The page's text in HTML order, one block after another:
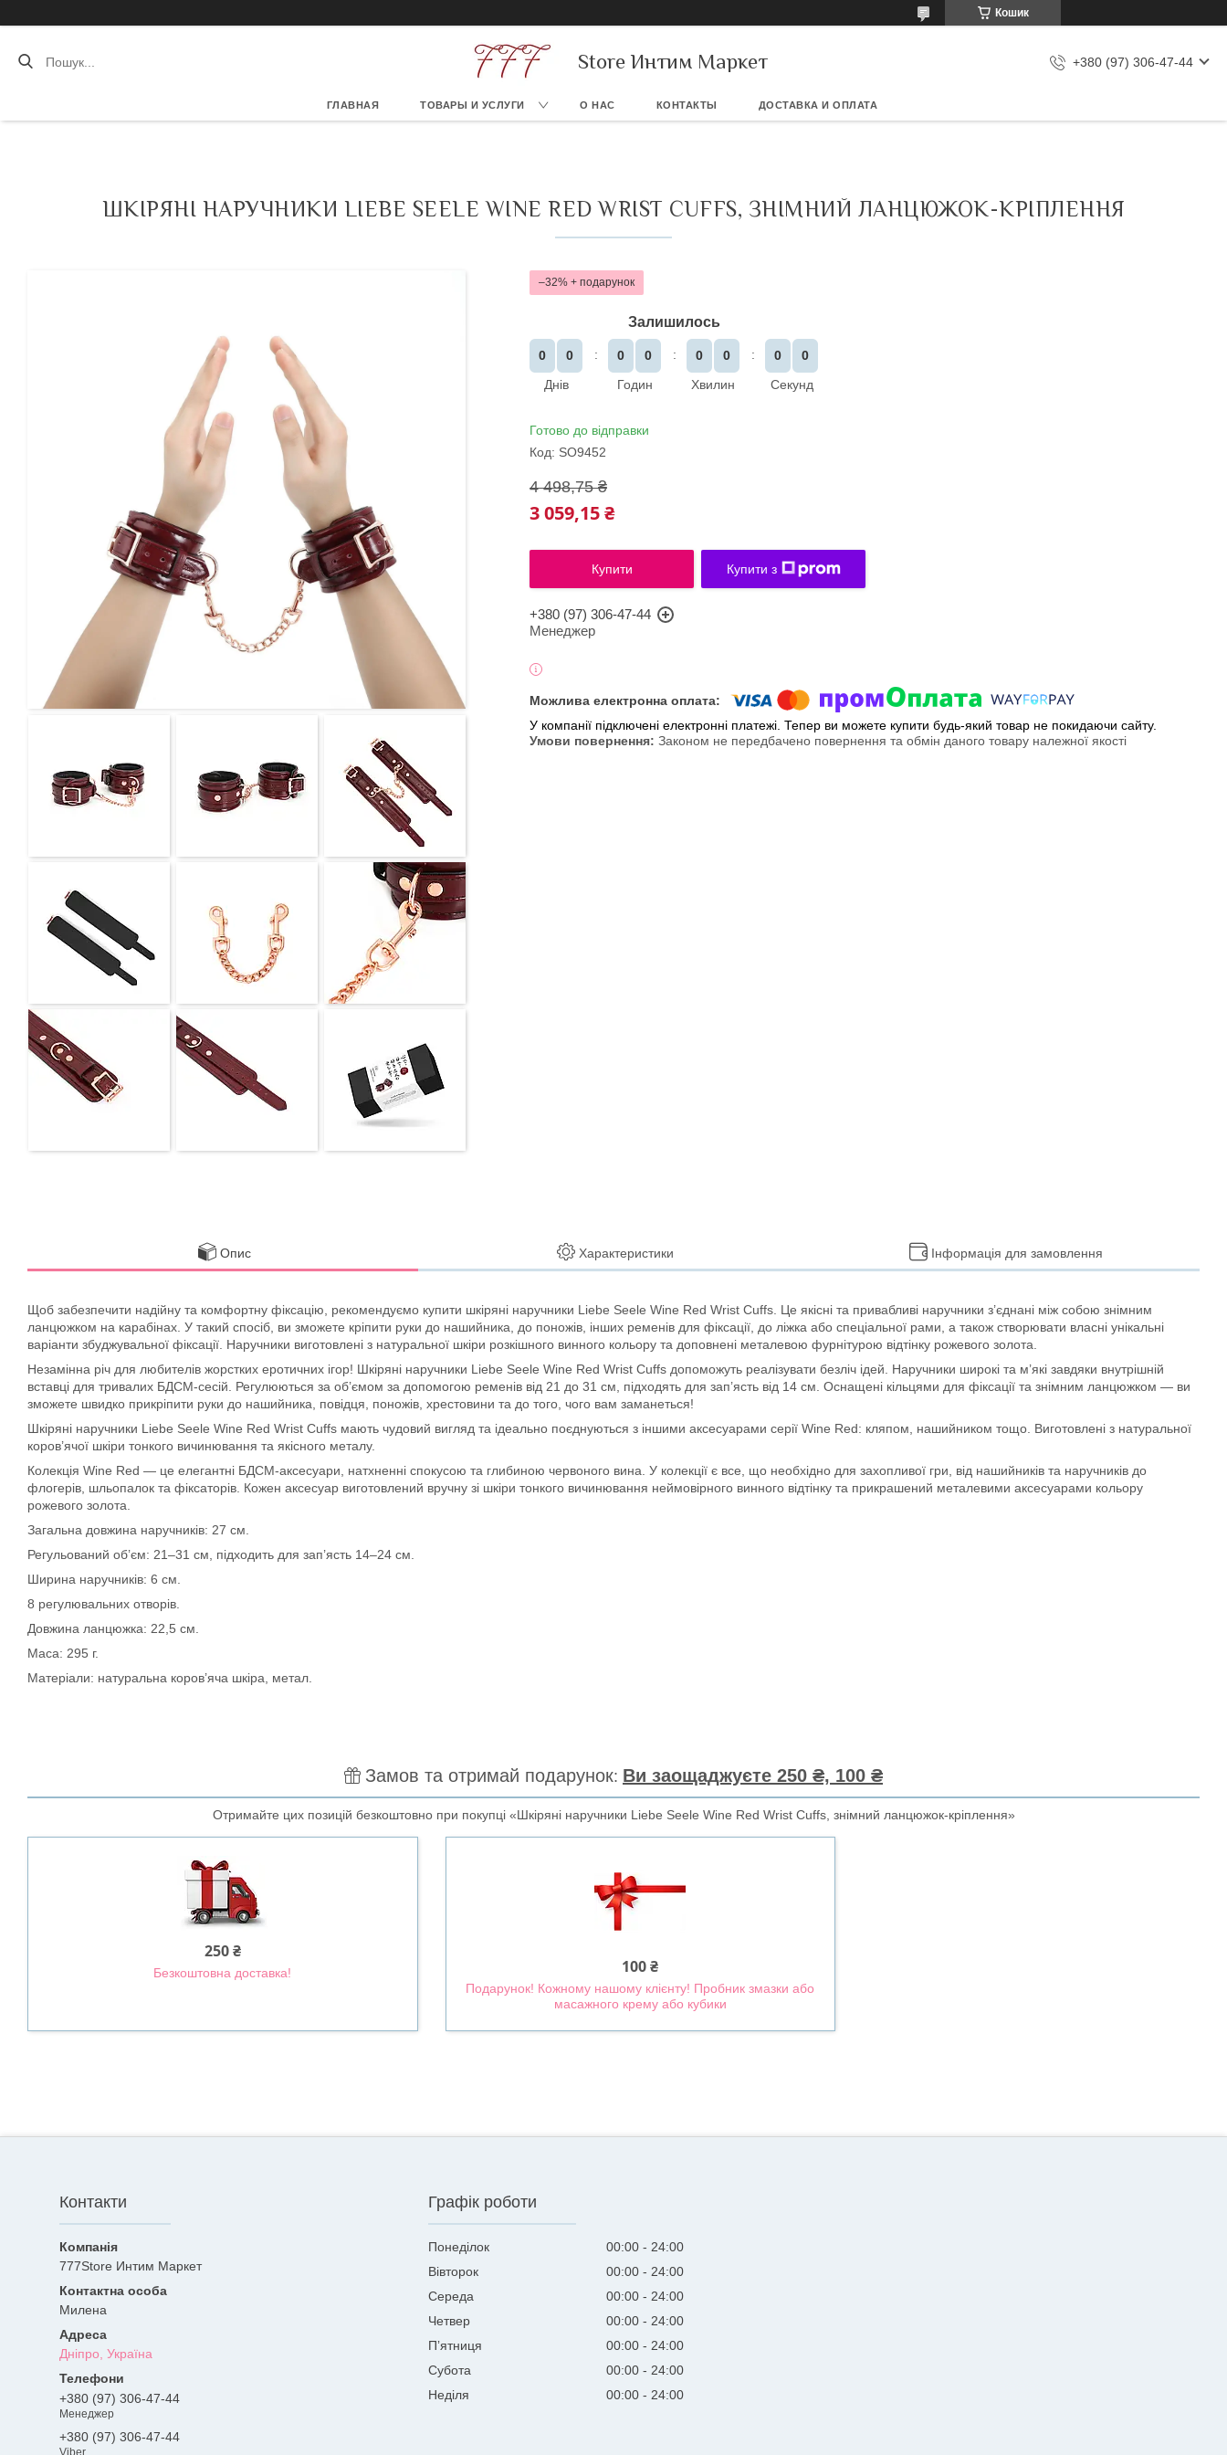
Кошик
Store Интим Маркет +380 (97) 306-47-44
ГЛАВНАЯ ТОВАРЫ И УСЛУГИ О НАС КОНТАКТЫ ДОСТАВКА И ОПЛАТА
ШКІРЯНІ НАРУЧНИКИ LIEBE SEELE WINE RED WRIST CUFFS, ЗНІМНИЙ ЛАНЦЮЖОК-КРІПЛЕННЯ
–32%
Залишилось
0
0
Днів
0
0
Годин
0
0
Хвилин
0
0
Секунд
Готово до відправки
Код: SO9452
4 498,75 ₴
3 059,15 ₴
Купити Купити з
+380 (97) 306-47-44
Менеджер
У компанії підключені електронні платежі. Тепер ви можете купити будь-який товар не покидаючи сайту.
Законом не передбачено повернення та обмін даного товару належної якості
Опис Характеристики Інформація для замовлення
Щоб забезпечити надійну та комфортну фіксацію, рекомендуємо купити шкіряні наручники Liebe Seele Wine Red Wrist Cuffs. Це якісні та привабливі наручники з’єднані між собою знімним
ланцюжком на карабінах. У такий спосіб, ви зможете кріпити руки до нашийника, до поножів, інших ременів для фіксації, до ліжка або спеціальної рами, а також створювати власні унікальні
варіанти збуджувальної ​​фіксації. Наручники виготовлені з натуральної шкіри розкішного винного кольору та доповнені металевою фурнітурою відтінку рожевого золота.
Незамінна річ для любителів жорстких еротичних ігор! Шкіряні наручники Liebe Seele Wine Red Wrist Cuffs допоможуть реалізувати безліч ідей. Наручники широкі та м’які завдяки внутрішній
вставці для тривалих БДСМ-сесій. Регулюються за об’ємом за допомогою ременів від 21 до 31 см, підходять для зап’ясть від 14 см. Оснащені кільцями для фіксації та знімним ланцюжком — ви
зможете швидко прикріпити руки до нашийника, повідця, поножів, хрестовини та до того, чого вам заманеться!
Шкіряні наручники Liebe Seele Wine Red Wrist Cuffs мають чудовий вигляд та ідеально поєднуються з іншими аксесуарами серії Wine Red: кляпом, нашийником тощо. Виготовлені з натуральної
коров’ячої шкіри тонкого вичинювання та якісного металу.
Колекція Wine Red — це елегантні БДСМ-аксесуари, натхненні спокусою та глибиною червоного вина. У колекції є все, що необхідно для захопливої гри, від нашийників та наручників до
флогерів, шльопалок та фіксаторів. Кожен аксесуар виготовлений вручну зі шкіри тонкого вичинювання неймовірного винного відтінку та прикрашений металевими аксесуарами кольору
рожевого золота.
Загальна довжина наручників: 27 см.
Регульований об’єм: 21–31 см, підходить для зап’ясть 14–24 см.
Ширина наручників: 6 см.
8 регулювальних отворів.
Довжина ланцюжка: 22,5 см.
Маса: 295 г.
Матеріали: натуральна коров’яча шкіра, метал.
Замов та отримай подарунок Ви заощаджуєте 250 ₴, 100 ₴
Отримайте цих позицій безкоштовно при покупці «Шкіряні наручники Liebe Seele Wine Red Wrist Cuffs, знімний ланцюжок-кріплення»
250 ₴
Безкоштовна доставка! 100 ₴
Подарунок! Кожному нашому клієнту! Пробник змазки або
масажного крему або кубики
Контакти
777Store Интим Маркет
Милена
Дніпро, Україна
+380 (97) 306-47-44
Менеджер
+380 (97) 306-47-44
Viber
Графік роботи
Понеділок 00:00
24:00
Вівторок
00:00
24:00
Середа
00:00
24:00
Четвер
00:00
24:00
Пʼятниця
00:00
24:00
Субота
00:00
24:00
Неділя
00:00 24:00